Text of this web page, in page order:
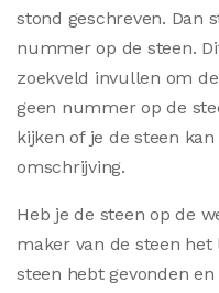
stond geschreven. Dan
nummer op de steen.
zoekveld invullen om
geen nummer op de
kijken of je de steen kan
omschrijving.
Heb je de steen op de
maker van de steen
steen hebt gevonden